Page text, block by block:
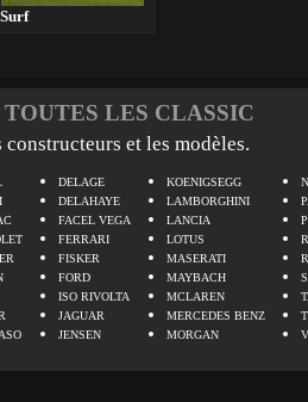
Surf
LES CLASSIC
et les modèles.
DELAGE
DELAHAYE
FACEL VEGA
FERRARI
FISKER
FORD
ISO RIVOLTA
JAGUAR
JENSEN
KOENIGSEGG
LAMBORGHINI
LANCIA
LOTUS
MASERATI
MAYBACH
MCLAREN
MERCEDES BENZ
MORGAN